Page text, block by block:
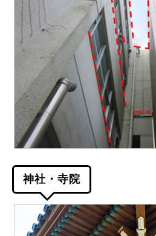
神社・寺院